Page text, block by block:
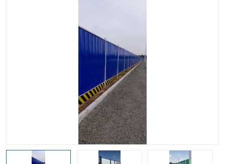
彩钢板
生产加工单板复合围挡 市